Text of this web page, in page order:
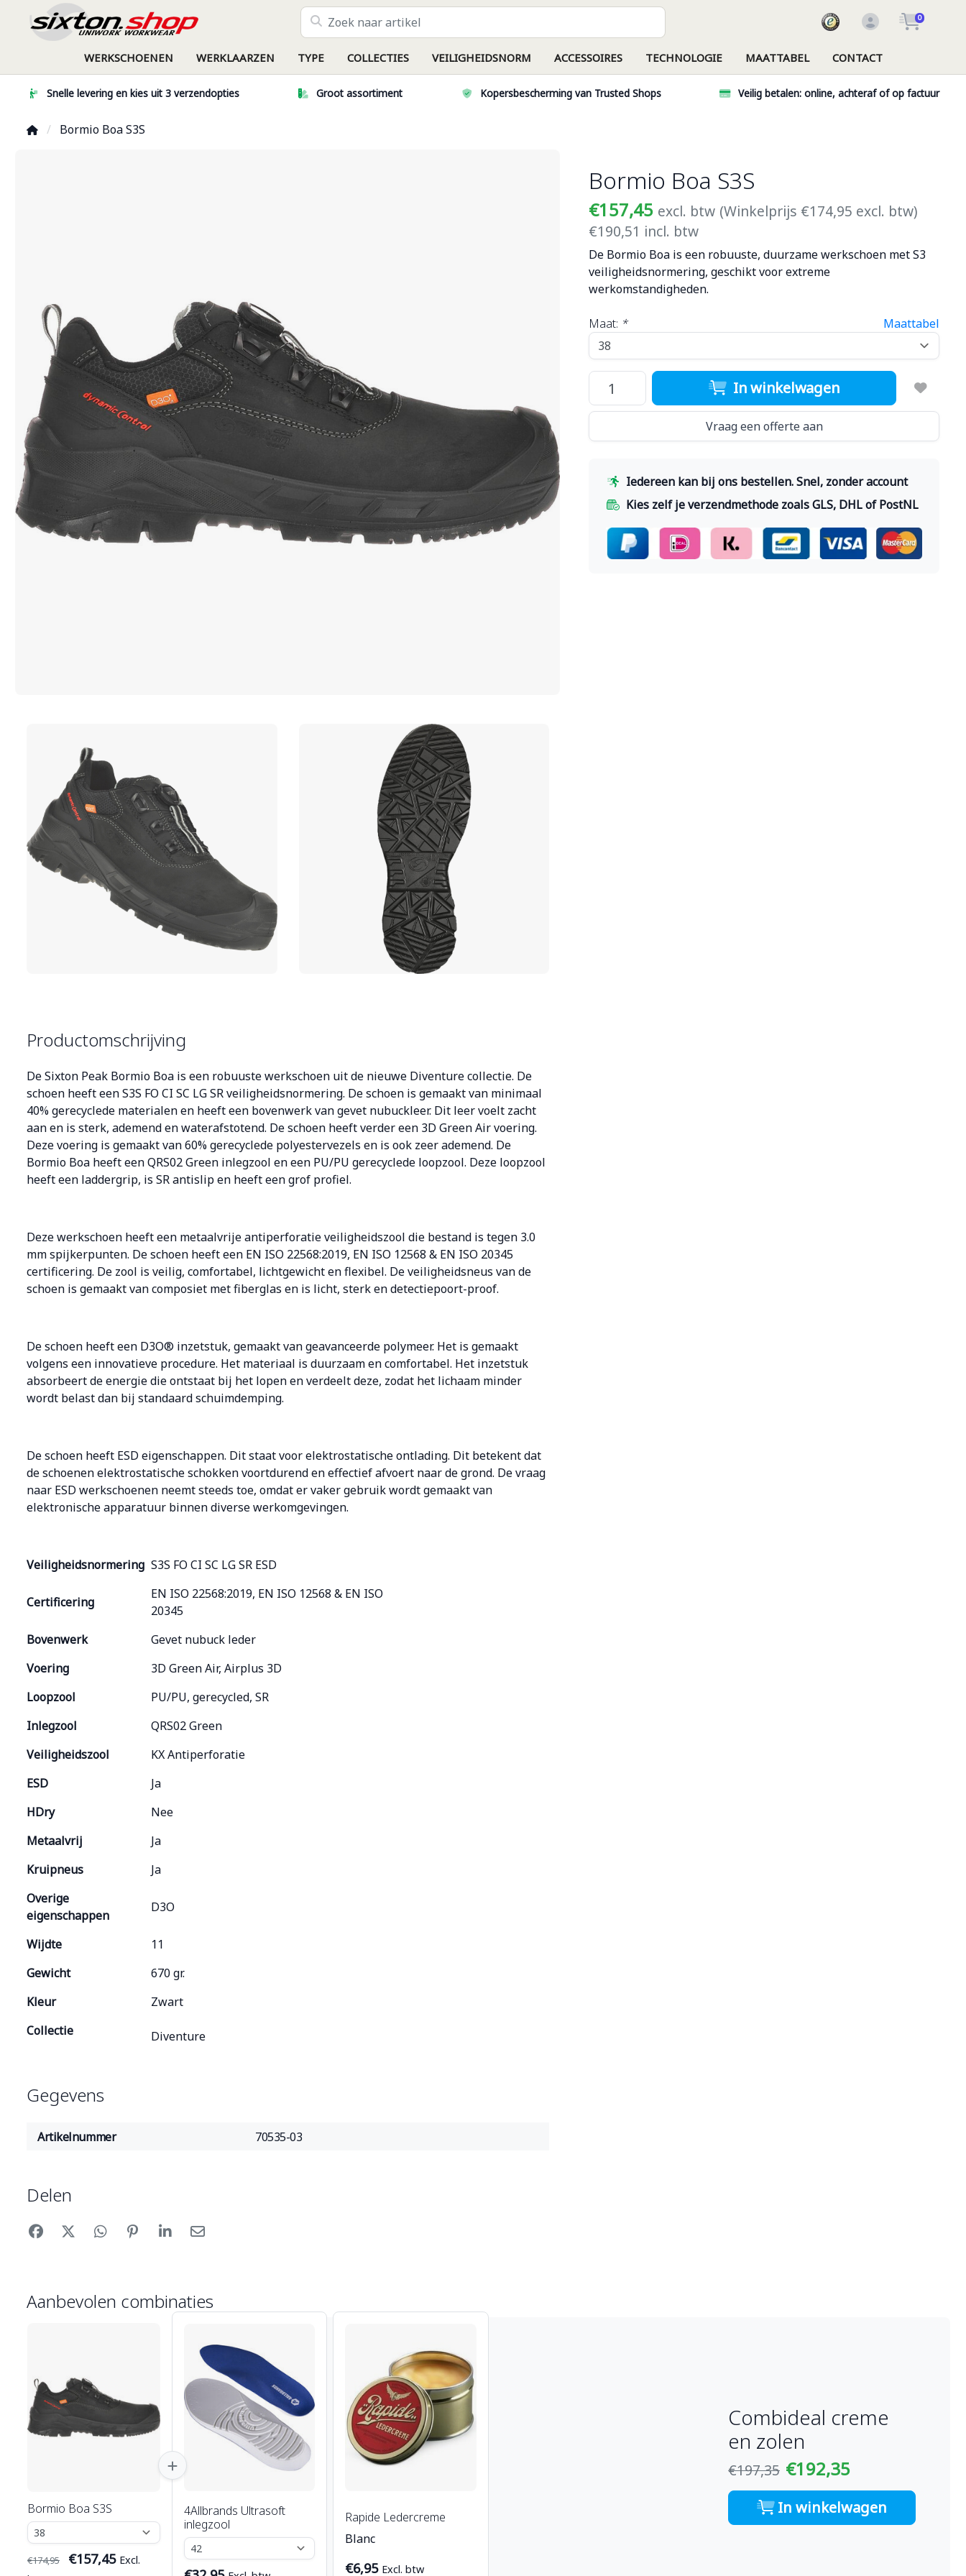
0
WERKSCHOENEN WERKLAARZEN TYPE COLLECTIES VEILIGHEIDSNORM ACCESSOIRES TECHNOLOGIE MAATTABEL CONTACT
Snelle levering en kies uit 3 verzendopties Groot assortiment Kopersbescherming van Trusted Shops Veilig betalen: online, achteraf of op factuur
Bormio Boa S3S
Productomschrijving
De Sixton Peak Bormio Boa is een robuuste werkschoen uit de nieuwe Diventure collectie. De
schoen heeft een S3S FO CI SC LG SR veiligheidsnormering. De schoen is gemaakt van minimaal
40% gerecyclede materialen en heeft een bovenwerk van gevet nubuckleer. Dit leer voelt zacht
aan en is sterk, ademend en waterafstotend. De schoen heeft verder een 3D Green Air voering.
Deze voering is gemaakt van 60% gerecyclede polyestervezels en is ook zeer ademend. De
Bormio Boa heeft een QRS02 Green inlegzool en een PU/PU gerecyclede loopzool. Deze loopzool
heeft een laddergrip, is SR antislip en heeft een grof profiel.
Deze werkschoen heeft een metaalvrije antiperforatie veiligheidszool die bestand is tegen 3.0
mm spijkerpunten. De schoen heeft een EN ISO 22568:2019, EN ISO 12568 & EN ISO 20345
certificering. De zool is veilig, comfortabel, lichtgewicht en flexibel. De veiligheidsneus van de
schoen is gemaakt van composiet met fiberglas en is licht, sterk en detectiepoort-proof.
De schoen heeft een D3O® inzetstuk, gemaakt van geavanceerde polymeer. Het is gemaakt
volgens een innovatieve procedure. Het materiaal is duurzaam en comfortabel. Het inzetstuk
absorbeert de energie die ontstaat bij het lopen en verdeelt deze, zodat het lichaam minder
wordt belast dan bij standaard schuimdemping.
De schoen heeft ESD eigenschappen. Dit staat voor elektrostatische ontlading. Dit betekent dat
de schoenen elektrostatische schokken voortdurend en effectief afvoert naar de grond. De vraag
naar ESD werkschoenen neemt steeds toe, omdat er vaker gebruik wordt gemaakt van
elektronische apparatuur binnen diverse werkomgevingen.
Veiligheidsnormering S3S FO CI SC LG SR ESD
Certificering
EN ISO 22568:2019, EN ISO 12568 & EN ISO
20345
Bovenwerk
Gevet nubuck leder
Voering
3D Green Air, Airplus 3D
Loopzool
PU/PU, gerecycled, SR
Inlegzool
QRS02 Green
Veiligheidszool
KX Antiperforatie
ESD
Ja
HDry
Nee
Metaalvrij
Ja
Kruipneus
Ja
Overige
eigenschappen
D3O
Wijdte
11
Gewicht
670 gr.
Kleur
Zwart
Collectie
Diventure
Gegevens
Artikelnummer 70535-03
Delen
Bormio Boa S3S
€157,45 excl. btw (Winkelprijs €174,95 excl. btw)
€190,51 incl. btw
De Bormio Boa is een robuuste, duurzame werkschoen met S3
veiligheidsnormering, geschikt voor extreme
werkomstandigheden.
Maattabel
Maat: *
In winkelwagen
Vraag een offerte aan
Iedereen kan bij ons bestellen. Snel, zonder account
Kies zelf je verzendmethode zoals GLS, DHL of PostNL
Aanbevolen combinaties
Bormio Boa S3S
€174,95 €157,45 Excl.
4Allbrands Ultrasoft
inlegzool
Rapide Ledercreme
Blanc
€6,95 Excl. btw
Combideal creme
en zolen
€197,35 €192,35
In winkelwagen